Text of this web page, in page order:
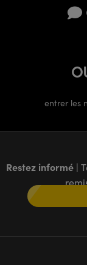
entrer les
Restez informé |